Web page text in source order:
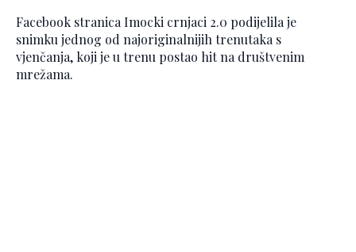
Facebook stranica Imocki crnjaci 2.0 podijelila je
snimku jednog od najoriginalnijih trenutaka s
vjenčanja, koji je u trenu postao hit na društvenim
mrežama.